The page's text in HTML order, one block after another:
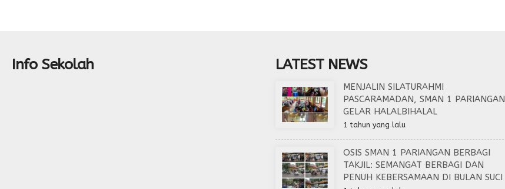
Info Sekolah LATEST NEWS
MENJALIN SILATURAHMI
PASCARAMADAN, SMAN 1 PARIANGAN
GELAR HALALBIHALAL
1 tahun yang lalu
OSIS SMAN 1 PARIANGAN BERBAGI
TAKJIL: SEMANGAT BERBAGI DAN
PENUH KEBERSAMAAN DI BULAN SUCI